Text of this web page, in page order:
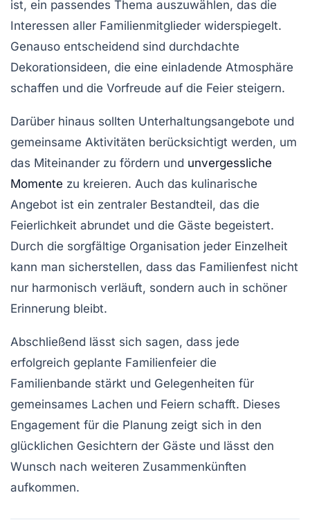
ist, ein passendes Thema auszuwählen, das die
Interessen aller Familienmitglieder widerspiegelt.
Genauso entscheidend sind durchdachte
Dekorationsideen, die eine einladende Atmosphäre
schaffen und die Vorfreude auf die Feier steigern.
Darüber hinaus sollten Unterhaltungsangebote und
gemeinsame Aktivitäten berücksichtigt werden, um
das Miteinander zu fördern und unvergessliche
Momente zu kreieren. Auch das kulinarische
Angebot ist ein zentraler Bestandteil, das die
Feierlichkeit abrundet und die Gäste begeistert.
Durch die sorgfältige Organisation jeder Einzelheit
kann man sicherstellen, dass das Familienfest nicht
nur harmonisch verläuft, sondern auch in schöner
Erinnerung bleibt.
Abschließend lässt sich sagen, dass jede
erfolgreich geplante Familienfeier die
Familienbande stärkt und Gelegenheiten für
gemeinsames Lachen und Feiern schafft. Dieses
Engagement für die Planung zeigt sich in den
glücklichen Gesichtern der Gäste und lässt den
Wunsch nach weiteren Zusammenkünften
aufkommen.